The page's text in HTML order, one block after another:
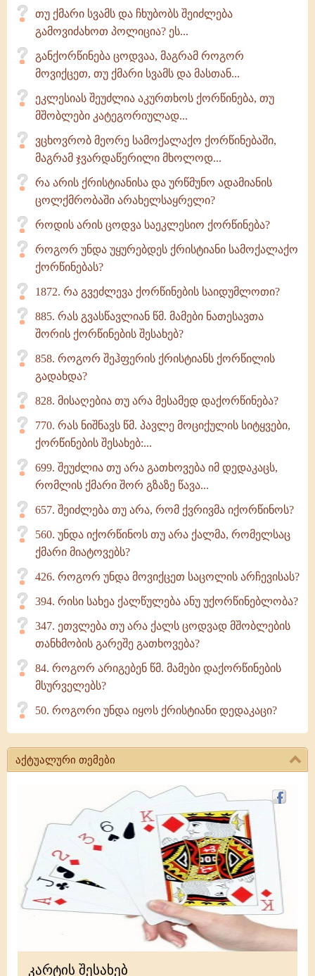
თუ ქმარი სვამს და ჩხუბობს შეიძლება
გამოვიძახოთ პოლიცია? ეს...
განქორწინება ცოდვაა, მაგრამ როგორ
მოვიქცეთ, თუ ქმარი სვამს და მასთან...
ეკლესიას შეუძლია აკურთხოს ქორწინება, თუ
მშობლები კატეგორიულად...
ვცხოვრობ მეორე სამოქალაქო ქორწინებაში,
მაგრამ ჯვარდაწერილი მხოლოდ...
რა არის ქრისტიანისა და ურწმუნო ადამიანის
ცოლქმრობაში არახელსაყრელი?
როდის არის ცოდვა საეკლესიო ქორწინება?
როგორ უნდა უყურებდეს ქრისტიანი სამოქალაქო
ქორწინებას?
1872. რა გვეძლევა ქორწინების საიდუმლოთი?
885. რას გვასწავლიან წმ. მამები ნათესავთა
შორის ქორწინების შესახებ?
858. როგორ შეჰფერის ქრისტიანს ქორწილის
გადახდა?
828. მისაღებია თუ არა მესამედ დაქორწინება?
770. რას ნიშნავს წმ. პავლე მოციქულის სიტყვები,
ქორწინების შესახებ:...
699. შეუძლია თუ არა გათხოვება იმ დედაკაცს,
რომლის ქმარი შორ გზაზე წავა...
657. შეიძლება თუ არა, რომ ქვრივმა იქორწინოს?
560. უნდა იქორწინოს თუ არა ქალმა, რომელსაც
ქმარი მიატოვებს?
426. როგორ უნდა მოვიქცეთ საცოლის არჩევისას?
394. რისი სახეა ქალწულება ანუ უქორწინებლობა?
347. ეთვლება თუ არა ქალს ცოდვად მშობლების
თანხმობის გარეშე გათხოვება?
84. როგორ არიგებენ წმ. მამები დაქორწინების
მსურველებს?
50. როგორი უნდა იყოს ქრისტიანი დედაკაცი?
აქტუალური თემები
კარტის შესახებ